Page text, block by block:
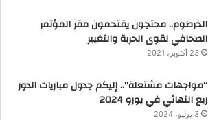
الخرطوم.. محتجون يقتحمون مقر المؤتمر
الصحافي لقوى الحرية والتغيير
23 أكتوبر، 2021
“مواجهات مشتعلة”.. إليكم جدول مباريات الدور
ربع النهائي في يورو 2024
3 يوليو، 2024